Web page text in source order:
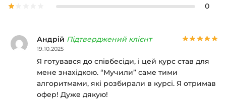
0
Андрій Підтверджений клієнт
19.10.2025
Я готувався до співбесіди, і цей курс став для
мене знахідкою. “Мучили” саме тими
алгоритмами, які розбирали в курсі. Я отримав
офер! Дуже дякую!